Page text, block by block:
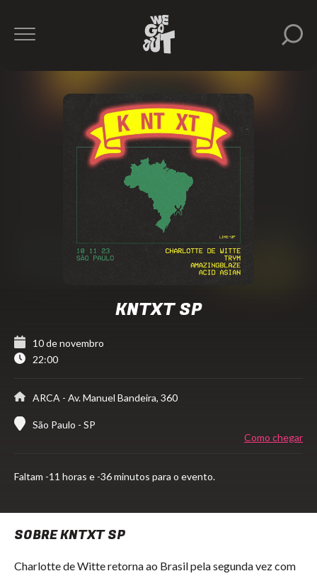
Charlotte
KNTXT SP
10 de novembro
22:00
ARCA - Av. Manuel Bandeira, 360
São Paulo - SP
Como chegar
Faltam -11 horas e -36 minutos para o evento.
SOBRE KNTXT SP
Charlotte de Witte retorna ao Brasil pela segunda vez com